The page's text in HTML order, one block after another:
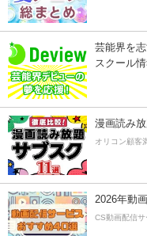
芸能界を
スクール
漫画読み
オリコン顧客
2026年動
CS動画配信